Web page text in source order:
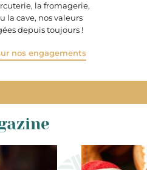
la fromagerie,
la cave, nos valeurs
depuis toujours !
nos engagements